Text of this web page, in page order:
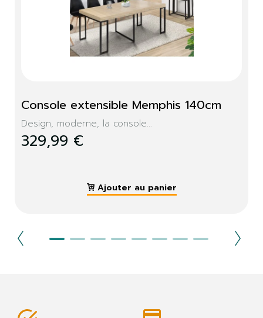
Console extensible Memphis 140cm
Design, moderne, la console...
329,99 €
Ajouter au panier